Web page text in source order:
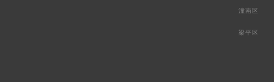
潼南区
梁平区